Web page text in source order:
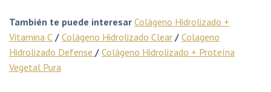
También te puede interesar Colágeno Hidrolizado +
Vitamina C / Colágeno Hidrolizado Clear / Colageno
Hidrolizado Defense / Colágeno Hidrolizado + Proteína
Vegetal Pura